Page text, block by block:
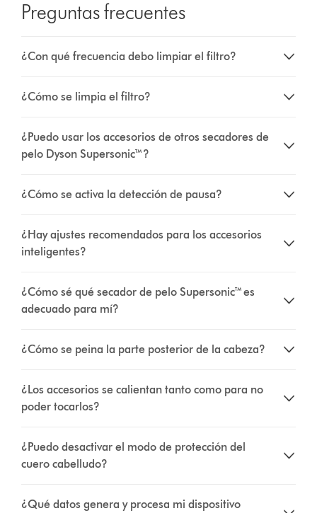
Preguntas frecuentes
¿Con qué frecuencia debo limpiar el filtro?
¿Cómo se limpia el filtro?
¿Puedo usar los accesorios de otros secadores de
pelo Dyson Supersonic™?
¿Cómo se activa la detección de pausa?
¿Hay ajustes recomendados para los accesorios
inteligentes?
¿Cómo sé qué secador de pelo Supersonic™ es
adecuado para mí?
¿Cómo se peina la parte posterior de la cabeza?
¿Los accesorios se calientan tanto como para no
poder tocarlos?
¿Puedo desactivar el modo de protección del
cuero cabelludo?
¿Qué datos genera y procesa mi dispositivo